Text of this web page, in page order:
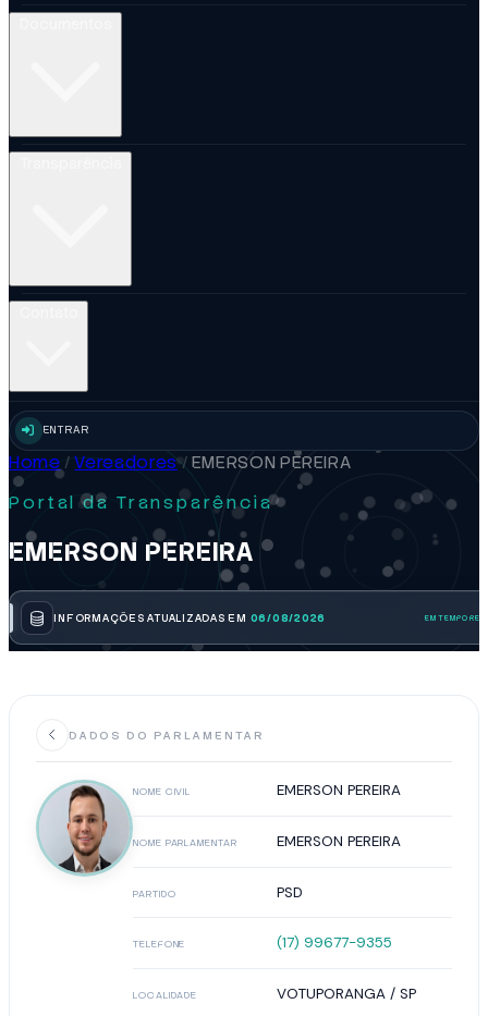
ENTRAR
Home / Vereadores/EMERSON PEREIRA
Portal da Transparência
EMERSON PEREIRA
INFORMAÇÕES ATUALIZADAS EM 06/08/2026
DADOS DO PARLAMENTAR
NOME CIVIL EMERSON PEREIRA
NOME PARLAMENTAR EMERSON PEREIRA
PARTIDO PSD
TELEFONE (17) 99677-9355
LOCALIDADE VOTUPORANGA / SP